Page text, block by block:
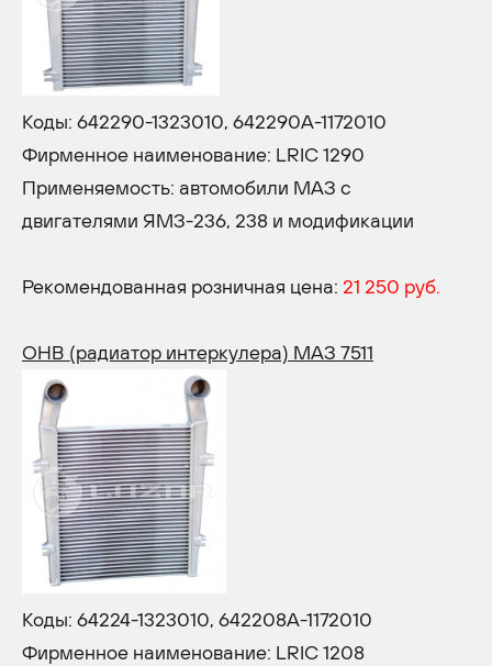
Коды: 642290-1323010, 642290А-1172010
Фирменное наименование: LRIC 1290
Применяемость: автомобили МАЗ с
двигателями ЯМЗ-236, 238 и модификации
Рекомендованная розничная цена: 21 250 руб.
ОНВ (радиатор интеркулера) МАЗ 7511
Коды: 64224-1323010, 642208А-1172010
Фирменное наименование: LRIC 1208